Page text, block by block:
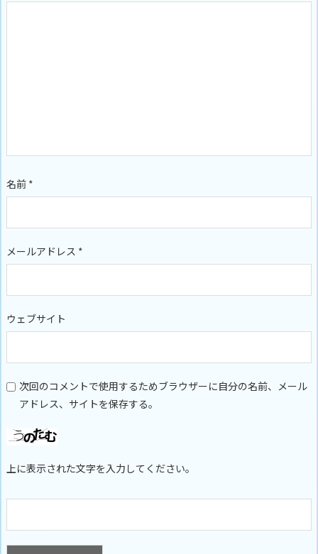
名前 *
メールアドレス *
ウェブサイト
次回のコメントで使用するためブラウザーに自分の名前、メール
アドレス、サイトを保存する。
上に表示された文字を入力してください。